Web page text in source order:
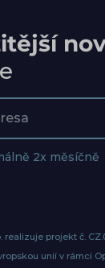
2x měsíčně
realizuje projekt č.
unií v rámci